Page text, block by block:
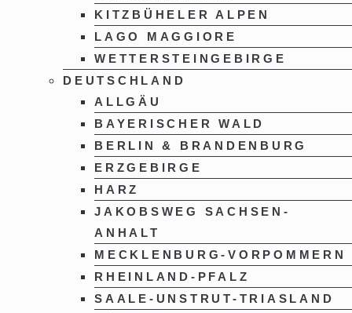
KITZBÜHELER ALPEN
LAGO MAGGIORE
WETTERSTEINGEBIRGE
DEUTSCHLAND
ALLGÄU
BAYERISCHER WALD
BERLIN & BRANDENBURG
ERZGEBIRGE
HARZ
JAKOBSWEG SACHSEN-
ANHALT
MECKLENBURG-VORPOMMERN
RHEINLAND-PFALZ
SAALE-UNSTRUT-TRIASLAND